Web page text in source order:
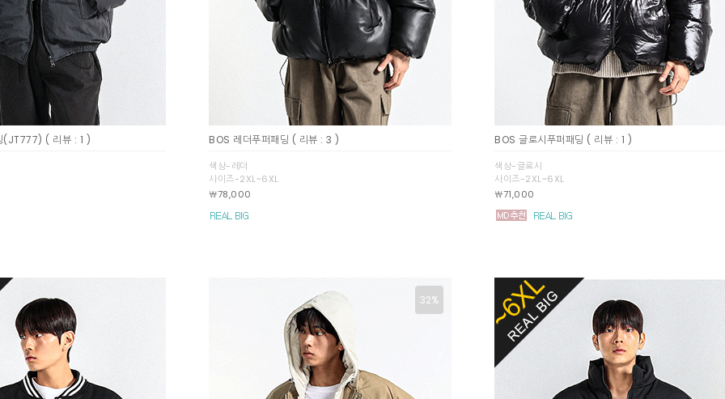
(JT777) ( 리뷰 : 1 ) BOS 레더푸퍼패딩 ( 리뷰 : 3 )
색상-레더
사이즈-2XL~6XL
￦78,000
BOS 글로시푸퍼패딩 ( 리뷰 : 1 )
색상-글로시
사이즈-2XL~6XL
￦71,000
32%